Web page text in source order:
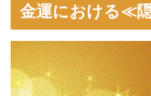
金運における≪